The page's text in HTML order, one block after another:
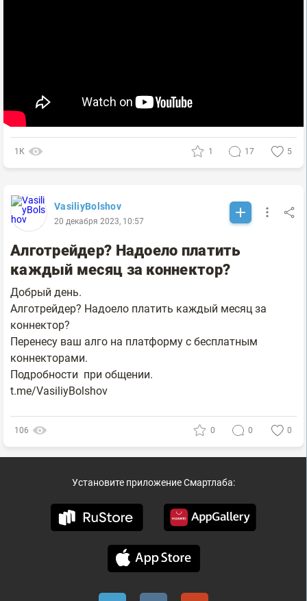
1К 1 17 5
VasiliyBolshov
20 декабря 2023, 10:57
Алготрейдер? Надоело платить
каждый месяц за коннектор?
Добрый день.
Алготрейдер? Надоело платить каждый месяц за
коннектор?
Перенесу ваш алго на платформу с бесплатным
коннекторами.
Подробности при общении.
t.me/VasiliyBolshov
106 0 0 0
Установите приложение Смартлаба: